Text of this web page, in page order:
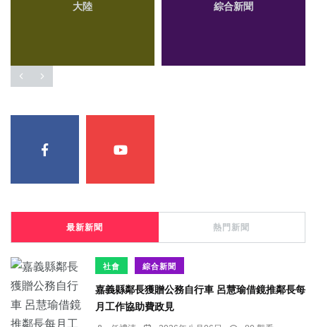
大陸 綜合新聞
健康 文教
最新新聞 熱門新聞
社會 綜合新聞
嘉義縣鄰長獲贈公務自行車 呂慧瑜借鏡推鄰長每
月工作協助費政見